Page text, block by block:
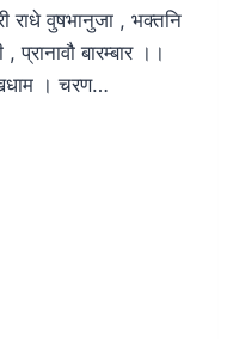
राधे वुषभानुजा , भक्तनि
, प्रानावौ बारम्बार ।।
। चरण…